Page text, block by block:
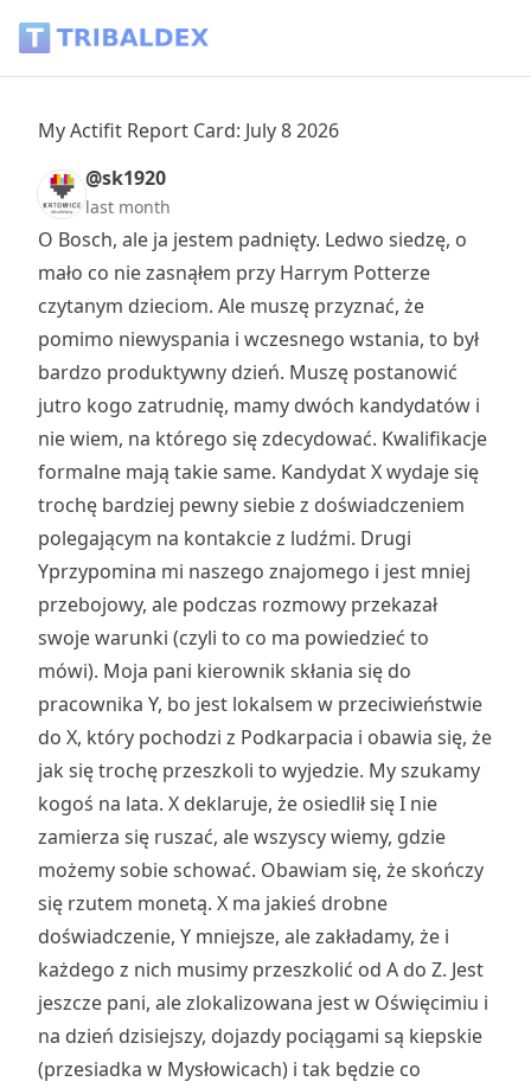
My Actifit Report Card: July 8 2026
@sk1920
last month
O Bosch, ale ja jestem padnięty. Ledwo siedzę, o
mało co nie zasnąłem przy Harrym Potterze
czytanym dzieciom. Ale muszę przyznać, że
pomimo niewyspania i wczesnego wstania, to był
bardzo produktywny dzień. Muszę postanowić
jutro kogo zatrudnię, mamy dwóch kandydatów i
nie wiem, na którego się zdecydować. Kwalifikacje
formalne mają takie same. Kandydat X wydaje się
trochę bardziej pewny siebie z doświadczeniem
polegającym na kontakcie z ludźmi. Drugi
Yprzypomina mi naszego znajomego i jest mniej
przebojowy, ale podczas rozmowy przekazał
swoje warunki (czyli to co ma powiedzieć to
mówi). Moja pani kierownik skłania się do
pracownika Y, bo jest lokalsem w przeciwieństwie
do X, który pochodzi z Podkarpacia i obawia się, że
jak się trochę przeszkoli to wyjedzie. My szukamy
kogoś na lata. X deklaruje, że osiedlił się I nie
zamierza się ruszać, ale wszyscy wiemy, gdzie
możemy sobie schować. Obawiam się, że skończy
się rzutem monetą. X ma jakieś drobne
doświadczenie, Y mniejsze, ale zakładamy, że i
każdego z nich musimy przeszkolić od A do Z. Jest
jeszcze pani, ale zlokalizowana jest w Oświęcimiu i
na dzień dzisiejszy, dojazdy pociągami są kiepskie
(przesiadka w Mysłowicach) i tak będzie co